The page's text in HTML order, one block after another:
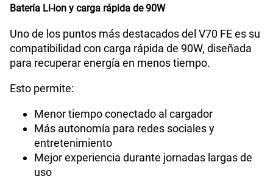
Batería Li-ion y carga rápida de 90W
Uno de los puntos más destacados del V70 FE es su
compatibilidad con carga rápida de 90W, diseñada
para recuperar energía en menos tiempo.
Esto permite:
Menor tiempo conectado al cargador
Más autonomía para redes sociales y
entretenimiento
Mejor experiencia durante jornadas largas de
uso